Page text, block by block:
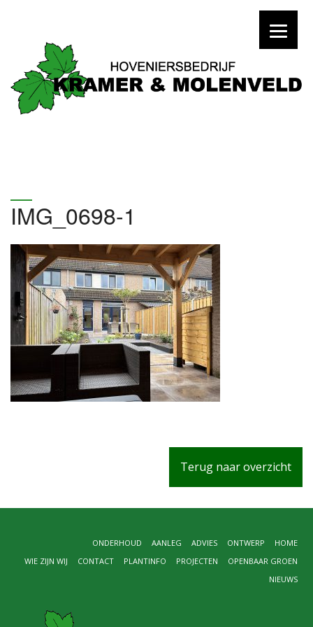
IMG_0698-1
Terug naar overzicht
HOME
ONTWERP
ADVIES
AANLEG
ONDERHOUD
OPENBAAR GROEN
PROJECTEN
PLANTINFO
CONTACT
WIE ZIJN WIJ
NIEUWS